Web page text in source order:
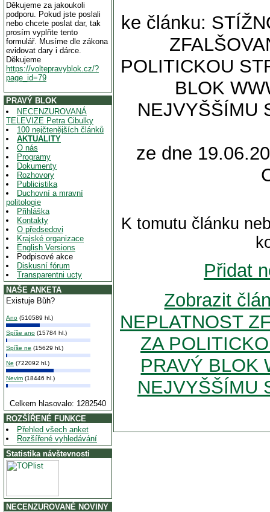
Děkujeme za jakoukoli
podporu. Pokud jste poslali
nebo chcete poslat dar, tak
prosím vyplňte tento
formulář. Musíme dle zákona
evidovat dary i dárce.
Děkujeme
https://voltepravyblok.cz/?
page_id=79
PRAVÝ BLOK
NECENZUROVANÁ
TELEVIZE Petra Cibulky
100 nejčtenějších článků
AKTUALITY
O nás
Programy
Dokumenty
Rozhovory
Publicistika
Duchovní a mravní
politologie
Přihláška
Kontakty
O předsedovi
Krajské organizace
English Versions
Podpisové akce
Diskusní fórum
Transparentni ucty
NAŠE ANKETA
Existuje Bůh?
Ano (510589 hl.)
Spíše ano (15784 hl.)
Spíše ne (15629 hl.)
Ne (722092 hl.)
Nevim (18446 hl.)
Celkem hlasovalo: 1282540
ROZŠÍŘENÉ FUNKCE
Přehled všech anket
Rozšířené vyhledávání
Statistika návštevnosti
NECENZUROVANÉ NOVINY
ke článku:
POLITICKOU
BLOK
NEJVYŠŠÍMU
ze dne
K tomutu článku
Přidat
Zobrazit
NEPLATNOST
ZA
PRAVÝ BLOK
NEJVYŠŠÍMU